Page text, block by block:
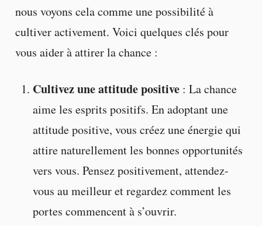
nous voyons cela comme une possibilité à
cultiver activement. Voici quelques clés pour
vous aider à attirer la chance :
Cultivez une attitude positive: La chance
aime les esprits positifs. En adoptant une
attitude positive, vous créez une énergie qui
attire naturellement les bonnes opportunités
vers vous. Pensez positivement, attendez-
vous au meilleur et regardez comment les
portes commencent à s’ouvrir.